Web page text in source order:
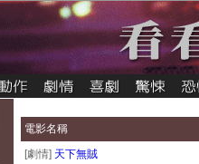
電影名稱
[劇情] 天下無賊